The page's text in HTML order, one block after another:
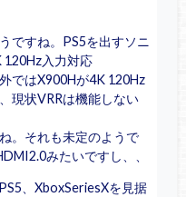
ですね。PS5を出すソニ
入力対応
ではX900Hが4K 120Hz
現状VRRは機能しない
。それも未定のようで
みたいですし、、
、XboxSeriesXを見据